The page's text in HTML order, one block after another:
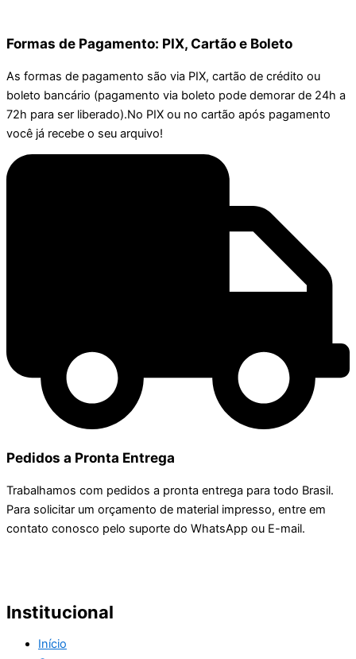
Formas de Pagamento: PIX, Cartão e Boleto
As formas de pagamento são via PIX, cartão de crédito ou
boleto bancário (pagamento via boleto pode demorar de 24h a
72h para ser liberado).No PIX ou no cartão após pagamento
você já recebe o seu arquivo!
Pedidos a Pronta Entrega
Trabalhamos com pedidos a pronta entrega para todo Brasil.
Para solicitar um orçamento de material impresso, entre em
contato conosco pelo suporte do WhatsApp ou E-mail.
Institucional
Início